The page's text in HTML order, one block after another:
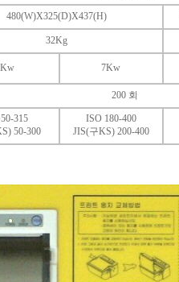
480(W)X325(D)X437(H)
32Kg
7Kw
200 회
315
50-300
ISO 180-400
JIS(구KS) 200-400